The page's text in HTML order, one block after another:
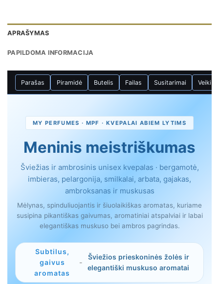
APRAŠYMAS
PAPILDOMA INFORMACIJA
Parašas Piramidė Butelis Failas Susitarimai
MY PERFUMES · MPF · KVEPALAI ABIEM LYTIMS
Meninis meistriškumas
Šviežias ir ambrosinis unisex kvepalas · bergamotė,
imbieras, pelargonija, smilkalai, arbata, gajakas,
ambroksanas ir muskusas
Mėlynas, spinduliuojantis ir šiuolaikiškas aromatas, kuriame
susipina pikantiškas gaivumas, aromatiniai atspalviai ir labai
elegantiškas muskuso bei ambros pagrindas.
Subtilus,
gaivus
aromatas
-
Šviežios prieskoninės žolės ir
elegantiški muskuso aromatai